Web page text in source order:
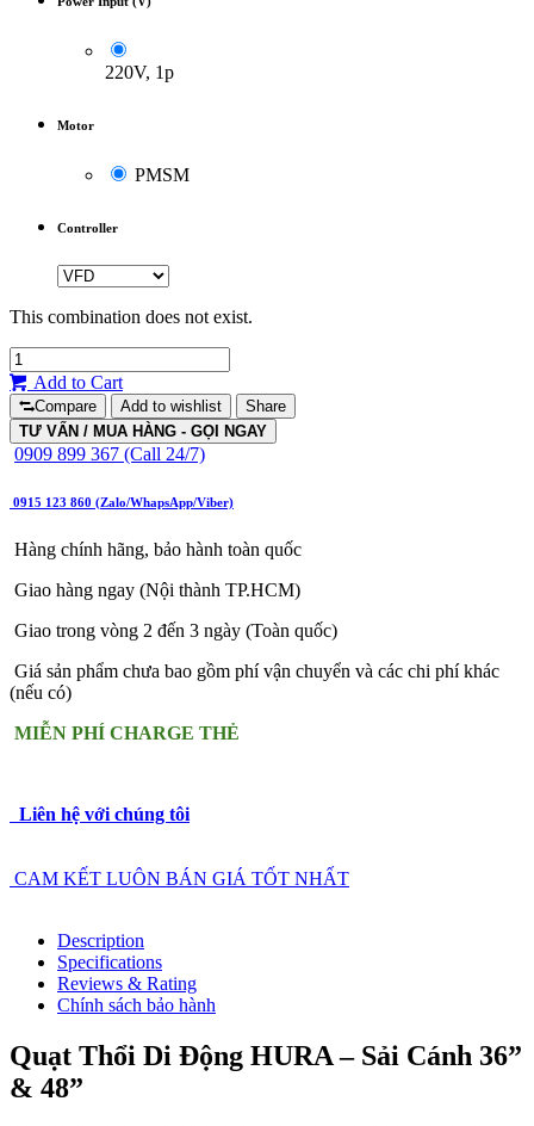
220V, 1p
Motor
PMSM
Controller
This combination does not exist.
Add to Cart
Compare Add to wishlist
Share
TƯ VẤN / MUA HÀNG - GỌI NGAY
0909 899 367 (Call 24/7)
0915 123 860 (Zalo/WhapsApp/Viber)
Hàng chính hãng, bảo hành toàn quốc
Giao hàng ngay (Nội thành TP.HCM)
Giao trong vòng 2 đến 3 ngày (Toàn quốc)
Giá sản phẩm chưa bao gồm phí vận chuyển và các chi phí khác
(nếu có)
MIỄN PHÍ CHARGE THẺ
Liên hệ với chúng tôi
CAM KẾT LUÔN BÁN GIÁ TỐT NHẤT
Description
Specifications
Reviews & Rating
Chính sách bảo hành
Quạt Thổi Di Động HURA – Sải Cánh 36”
& 48”